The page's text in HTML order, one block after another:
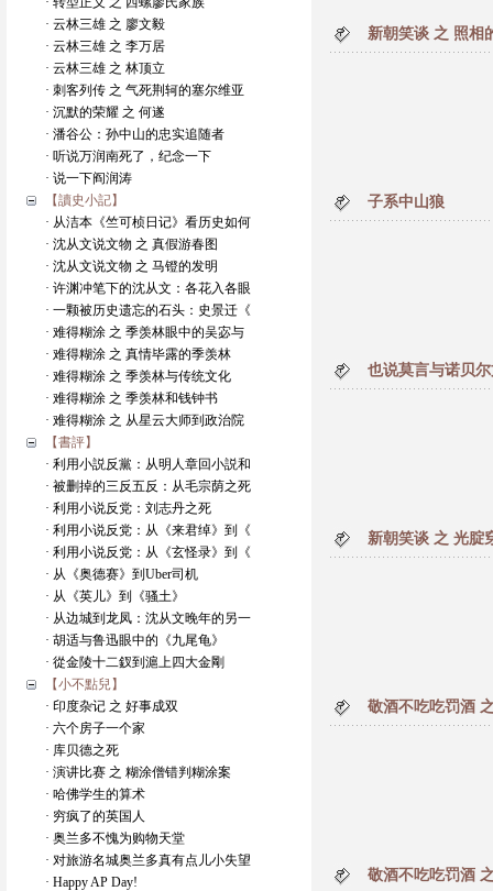
· 云林三雄 之 廖文毅
· 云林三雄 之 李万居
· 云林三雄 之 林顶立
· 刺客列传 之 气死荆轲的塞尔维亚
· 沉默的荣耀 之 何遂
· 潘谷公：孙中山的忠实追随者
· 听说万润南死了，纪念一下
· 说一下阎润涛
【讀史小記】
· 从洁本《竺可桢日记》看历史如何
· 沈从文说文物 之 真假游春图
· 沈从文说文物 之 马镫的发明
· 许渊冲笔下的沈从文：各花入各眼
· 一颗被历史遗忘的石头：史景迁《
· 难得糊涂 之 季羡林眼中的吴宓与
· 难得糊涂 之 真情毕露的季羡林
· 难得糊涂 之 季羡林与传统文化
· 难得糊涂 之 季羡林和钱钟书
· 难得糊涂 之 从星云大师到政治院
【書評】
· 利用小説反黨：从明人章回小説和
· 被删掉的三反五反：从毛宗荫之死
· 利用小说反党：刘志丹之死
· 利用小说反党：从《来君绰》到《
· 利用小说反党：从《玄怪录》到《
· 从《奥德赛》到Uber司机
· 从《英儿》到《骚土》
· 从边城到龙凤：沈从文晚年的另一
· 胡适与鲁迅眼中的《九尾龟》
· 從金陵十二釵到滬上四大金剛
【小不點兒】
· 印度杂记 之 好事成双
· 六个房子一个家
· 库贝德之死
· 演讲比赛 之 糊涂僧错判糊涂案
· 哈佛学生的算术
· 穷疯了的英国人
· 奥兰多不愧为购物天堂
· 对旅游名城奥兰多真有点儿小失望
· Happy AP Day!
新朝笑谈 之 照相
子系中山狼
也说莫言与诺贝
新朝笑谈 之 光腚
敬酒不吃吃罚酒
敬酒不吃吃罚酒